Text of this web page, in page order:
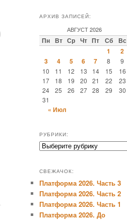
АРХИВ ЗАПИСЕЙ:
АВГУСТ 2026
Пн Вт Ср Чт Пт Сб
Вс
1
2
3
4 5 6 7 8
9
10
11 12 13 14 15
16
17
18 19 20 21 22
23
24
25 26 27 28 29
30
31
« Июл
РУБРИКИ:
Рубрики:
СВЕЖАЧОК:
Платформа 2026. Часть 3
Платформа 2026. Часть 2
Платформа 2026. Часть 1
Платформа 2026. До